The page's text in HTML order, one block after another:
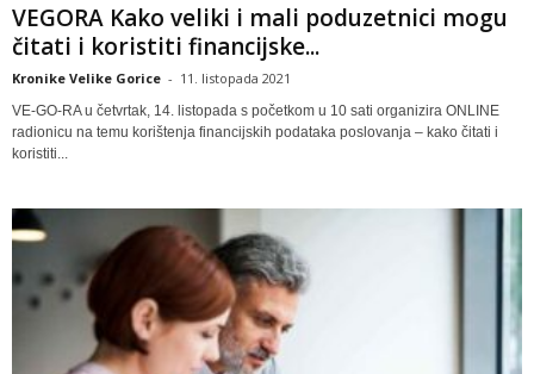
VEGORA Kako veliki i mali poduzetnici mogu
čitati i koristiti financijske...
Kronike Velike Gorice - 11. listopada 2021
VE-GO-RA u četvrtak, 14. listopada s početkom u 10 sati organizira ONLINE
radionicu na temu korištenja financijskih podataka poslovanja – kako čitati i
koristiti...